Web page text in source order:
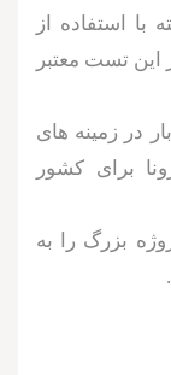
استفاده از
این تست معتبر
در زمینه های
برای کشور
بزرگ را به